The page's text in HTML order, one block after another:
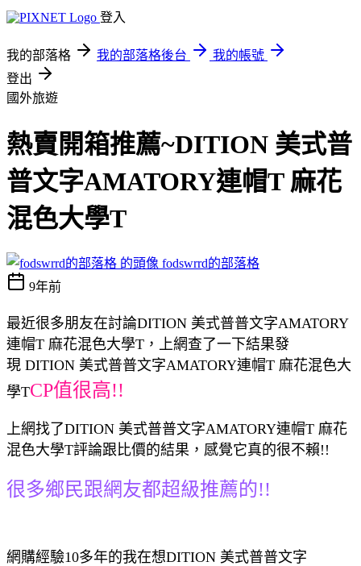
登入
我的部落格 我的部落格後台
我的帳號
登出
國外旅遊
熱賣開箱推薦~DITION 美式普
普文字AMATORY連帽T 麻花
混色大學T
fodswrrd的部落格
9年前
最近很多朋友在討論DITION 美式普普文字AMATORY
連帽T 麻花混色大學T，上網查了一下結果發
現 DITION 美式普普文字AMATORY連帽T 麻花混色大
學TCP值很高!!
上網找了DITION 美式普普文字AMATORY連帽T 麻花
混色大學T評論跟比價的結果，感覺它真的很不賴!!
很多鄉民跟網友都超級推薦的!!
網購經驗10多年的我在想DITION 美式普普文字